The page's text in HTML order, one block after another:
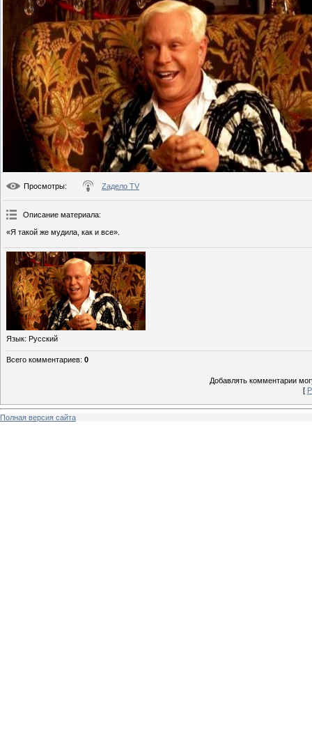
Просмотры: Zадело TV
Описание материала:
«Я такой же мудила, как и все».
Язык: Русский
Всего комментариев: 0
Добавлять комментарии
[
Полная версия сайта